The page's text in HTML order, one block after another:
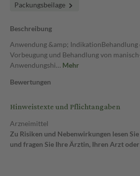
Packungsbeilage
Beschreibung
Anwendung &amp; IndikationBehandlung
Vorbeugung und Behandlung von
Anwendungshi… Mehr
Bewertungen
Hinweistexte und Pflichtangaben
Arzneimittel
Zu Risiken und Nebenwirkungen lesen
und fragen Sie Ihre Ärztin, Ihren Arzt